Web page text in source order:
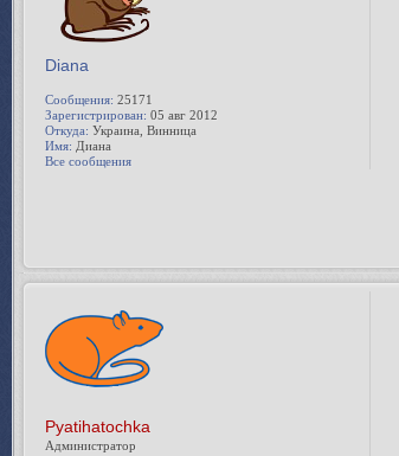
Diana
Сообщения: 25171
Зарегистрирован: 05 авг 2012
Откуда: Украина, Винница
Имя: Диана
Все сообщения
Pyatihatochka
Администратор